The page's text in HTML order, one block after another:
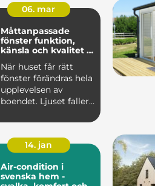
06. mar
Måttanpassade
fönster funktion,
känsla och kvalitet i
När huset får rätt
fönster förändras hela
upplevelsen av
boendet. Ljuset faller
14. jan
Air-condition i
svenska hem -